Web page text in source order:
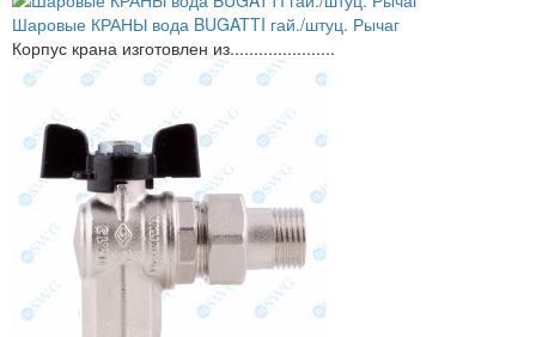
Шаровые КРАНЫ вода BUGATTI гай./штуц. Рычаг
Корпус крана изготовлен из......................